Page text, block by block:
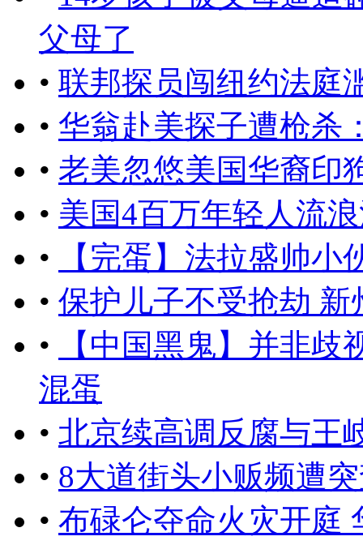
父母了
• 联邦探员闯纽约法庭
• 华翁赴美探子遭枪杀
• 老美忽悠美国华裔印
• 美国4百万年轻人流
•
【完蛋】法拉盛帅
• 保护儿子不受抢劫
•
【中国黑鬼】并非
混蛋
• 北京续高调反腐与王
• 8大道街头小贩频遭
• 布碌仑夺命火灾开庭